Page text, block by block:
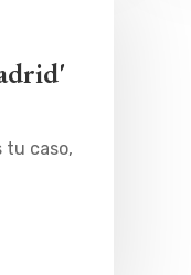
tu caso,